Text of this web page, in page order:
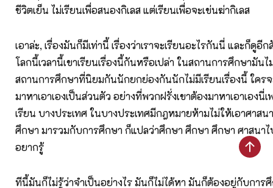
ชีวิตเย็น ไม่เรียนเพื่อสนองกิเลส แต่เรียนเพื่อจะเข่นฆ่ากิเลส
เอาล่ะ, เรื่องมันก็มีเท่านี้ เรื่องว่าเราจะเรียนอะไรกันนี่ และก็ดูอี
โลกนี้เวลานี้เขาเรียนเรื่องนี้กันหรือเปล่า ในสถานการศึกษามัน
สถานการศึกษาที่นิยมกันนักยกย่องกันนักไม่มีเรียนเรื่องนี้ ใครจ
มาหาเอาเองเป็นส่วนตัว อย่างที่พวกฝรั่งเขาต้องมาหาเอาเองนี่เ
เรียน บางประเทศ ในบางประเทศมีกฎหมายห้ามไม่ให้เอาศาส
ศึกษา มารวมกับการศึกษา ก็แปลว่าศึกษา ศึกษา ศึกษา ศาสนาไ
อยากรู้
ทีนี้มันก็ไม่รู้ว่าจำเป็นอย่างไร มันก็ไม่ได้หา มันก็ต้องอยู่กับการ